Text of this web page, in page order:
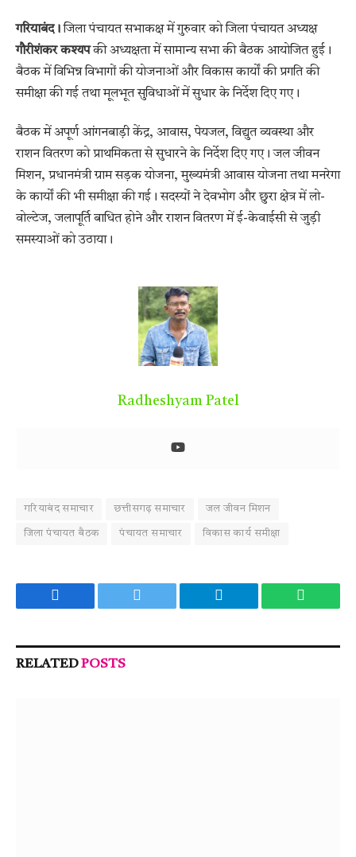
गरियाबंद। जिला पंचायत सभाकक्ष में गुरुवार को जिला पंचायत अध्यक्ष
गौरीशंकर कश्यपकी अध्यक्षता में सामान्य सभा की बैठक आयोजित हुई।
बैठक में विभिन्न विभागों की योजनाओं और विकास कार्यों की प्रगति की
समीक्षा की गई तथा मूलभूत सुविधाओं में सुधार के निर्देश दिए गए।
बैठक में अपूर्ण आंगनबाड़ी केंद्र, आवास, पेयजल, विद्युत व्यवस्था और
राशन वितरण को प्राथमिकता से सुधारने के निर्देश दिए गए। जल जीवन
मिशन, प्रधानमंत्री ग्राम सड़क योजना, मुख्यमंत्री आवास योजना तथा मनरेगा
के कार्यों की भी समीक्षा की गई। सदस्यों ने देवभोग और छुरा क्षेत्र में लो-
वोल्टेज, जलापूर्ति बाधित होने और राशन वितरण में ई-केवाईसी से जुड़ी
समस्याओं को उठाया।
Radheshyam Patel
गरियाबंद समाचार छत्तीसगढ़ समाचार जल जीवन मिशन
जिला पंचायत बैठक पंचायत समाचार विकास कार्य समीक्षा
Facebook Twitter Telegram
RELATEDPOSTS